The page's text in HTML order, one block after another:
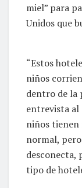
miel” para
Unidos que
“Estos
niños
dentro de la
entrevista al
niños tienen
normal,
desconecta,
tipo de